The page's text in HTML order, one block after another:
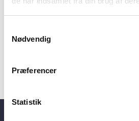
Nødvendig
Præferencer
Statistik
enkeltduer eller to duer